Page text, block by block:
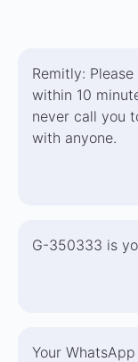
Remitly:
within 10
never call you
with anyone.
G-350333 is
Your